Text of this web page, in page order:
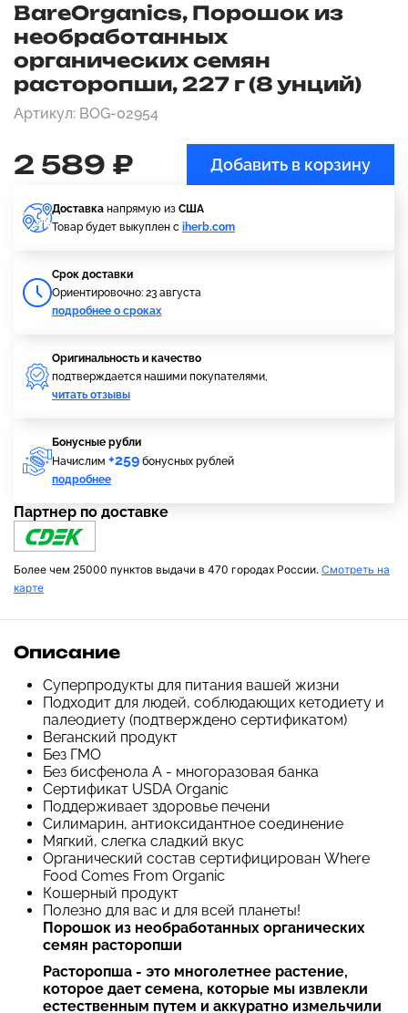
BareOrganics, Порошок из
необработанных
органических семян
расторопши, 227 г (8 унций)
Артикул: BOG-02954
2 589 ₽ Добавить в корзину
Доставка напрямую из США
Товар будет выкуплен с iherb.com
Cрок доставки
Ориентировочно: 23 августа
подробнее о сроках
Оригинальность и качество
подтверждается нашими покупателями,
читать отзывы
Бонусные рубли
Начислим +259 бонусных рублей
подробнее
Партнер по доставке
Более чем 25000 пунктов выдачи в 470 городах России. Смотреть на
карте
Описание
Суперпродукты для питания вашей жизни
Подходит для людей, соблюдающих кетодиету и
палеодиету (подтверждено сертификатом)
Веганский продукт
Без ГМО
Без бисфенола А - многоразовая банка
Сертификат USDA Organic
Поддерживает здоровье печени
Силимарин, антиоксидантное соединение
Мягкий, слегка сладкий вкус
Органический состав сертифицирован Where
Food Comes From Organic
Кошерный продукт
Полезно для вас и для всей планеты!
Порошок из необработанных органических
семян расторопши
Расторопша - это многолетнее растение,
которое дает семена, которые мы извлекли
естественным путем и аккуратно измельчили